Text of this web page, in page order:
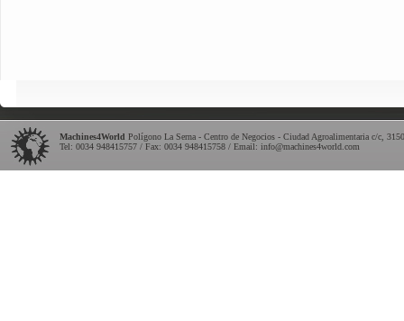
Machines4World Polígono La Serna - Centro de Negocios - Ciudad Agroalimentaria c/c
Tel: 0034 948415757 / Fax: 0034 948415758 / Email: info@machines4world.com